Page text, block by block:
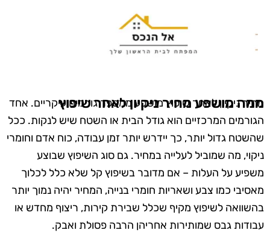
ממה מושפע מחיר ניקיון לאחר שיפוץ
מחיר ניקיון לאחר שיפוץ מושפע ממספר גורמים עיקריים. אחד
הגורמים המרכזיים הוא גודל הבית או השטח שיש לנקות. ככל
שהשטח גדול יותר, כך יידרש יותר זמן עבודה, כוח אדם וחומרי
ניקוי, מה שמוביל לעלייה במחיר. גם סוג השיפוץ שבוצע
משפיע על העלות – אם מדובר בשיפוץ קל שלא כלל לכלוך
מאסיבי כמו צבע ושאריות חומרי בנייה, המחיר יהיה נמוך יותר
בהשוואה לשיפוץ מקיף שכלל שבירת קירות, ריצוף מחדש או
עבודות גבס שמותירות אחריהן הרבה פסולת ואבק.